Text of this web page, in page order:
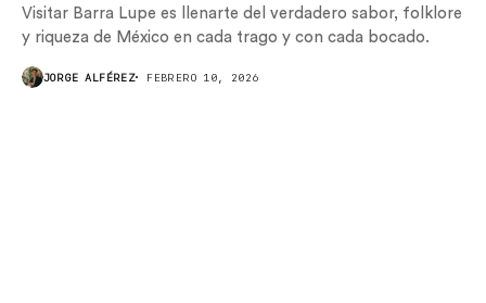
Visitar Barra Lupe es llenarte del verdadero sabor, folklore
y riqueza de México en cada trago y con cada bocado.
JORGE ALFÉREZ FEBRERO 10, 2026